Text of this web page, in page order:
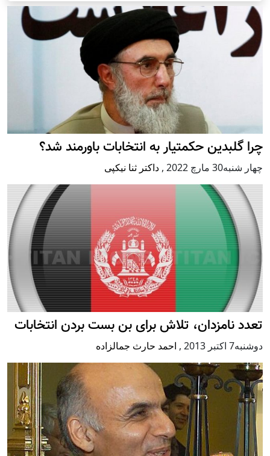
چرا گلبدین حکمتیار به انتخابات باورمند شد؟
چهار شنبه30 مارچ 2022 , داکتر ثنا نیکپی
تعدد نامزدان، تلاش برای بن بست بردن انتخابات
دوشنبه7 اكتبر 2013 , احمد حارث جمالزاده